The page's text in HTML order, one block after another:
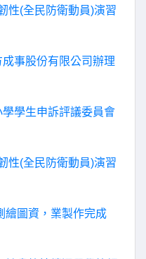
性(全民防衛動員)演習
事股份有限公司辦理
學生申訴評議委員會
性(全民防衛動員)演習
繪圖資，業製作完成